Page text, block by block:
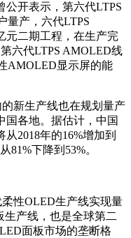
开表示，第六代LTPS
量产，六代LTPS
元二期工程，在生产完
六代LTPS AMOLED线
AMOLED显示屏的能
新生产线也在规划量产
国各地。据估计，中国
2018年的16%增加到
81%下降到53%。
性OLED生产线实现量
产线，也是全球第二
面板市场的垄断格